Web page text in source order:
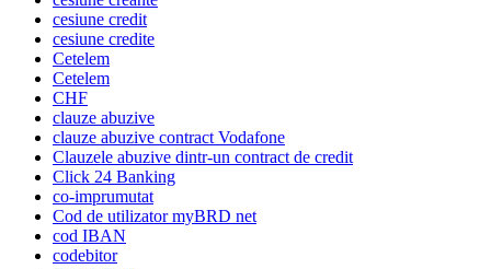
cesiune credit
cesiune credite
Cetelem
Cetelem
CHF
clauze abuzive
clauze abuzive contract Vodafone
Clauzele abuzive dintr-un contract de credit
Click 24 Banking
co-imprumutat
Cod de utilizator myBRD net
cod IBAN
codebitor